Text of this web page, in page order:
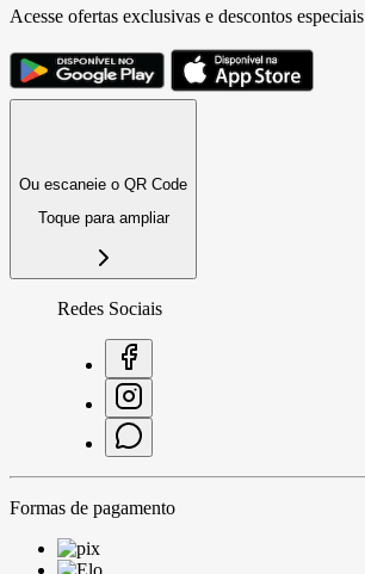
Acesse ofertas exclusivas e descontos especiais
Ou escaneie o QR Code
Toque para ampliar
Redes Sociais
Formas de pagamento